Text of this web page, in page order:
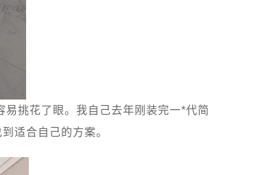
挑花了眼。我自己去年刚装完一*代简
适合自己的方案。